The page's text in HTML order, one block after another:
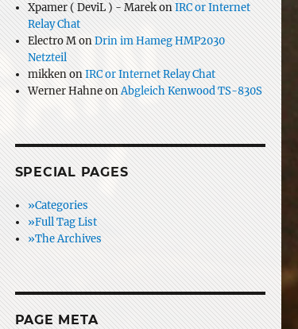
Xpamer ( DeviL ) - MarekonIRC or Internet
Relay Chat
Electro MonDrin im Hameg HMP2030
Netzteil
mikkenonIRC or Internet Relay Chat
Werner HahneonAbgleich Kenwood TS-830S
SPECIAL PAGES
»Categories
»Full Tag List
»The Archives
PAGE META